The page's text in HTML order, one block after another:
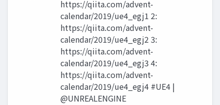
https://qiita.com/advent-
calendar/2019/ue4_egj1 2:
https://qiita.com/advent-
calendar/2019/ue4_egj2 3:
https://qiita.com/advent-
calendar/2019/ue4_egj3 4:
https://qiita.com/advent-
calendar/2019/ue4_egj4 #UE4 |
@UNREALENGINE